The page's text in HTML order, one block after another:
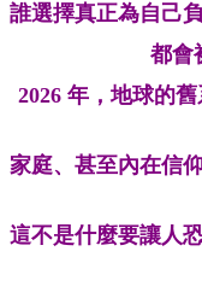
誰選擇真正為自己
都會
2026 年，地球的
家庭、甚至內在信
這不是什麼要讓人